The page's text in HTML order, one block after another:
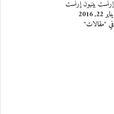
إرنست بينيون إرنست
يناير 22, 2016
في "مقالات"